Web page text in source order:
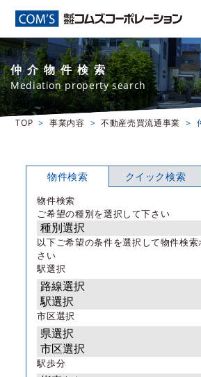
仲介物件検索
Mediation property search
TOP 事業内容 不動産売買流通事業
物件検索
物件検索
ご希望の種別を選択して下さい
以下ご希望の条件を選択して物件検
さい
駅選択
市区選択
駅歩分
クイック検索